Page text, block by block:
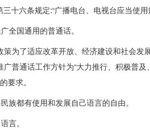
十六条规定:“广播电台、电视台应当使用
全国通用的普通话。
策为了适应改革开放、经济建设和社会
普通话工作方针为“大力推行、积极普
要求。
族都有使用和发展自己语言的自由。
言。